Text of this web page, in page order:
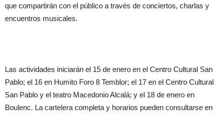
que compartirán con el público a través de conciertos, charlas y
encuentros musicales.
Las actividades iniciarán el 15 de enero en el Centro Cultural San
Pablo; el 16 en Humito Foro 8 Temblor; el 17 en el Centro Cultural
San Pablo y el teatro Macedonio Alcalá; y el 18 de enero en
Boulenc. La cartelera completa y horarios pueden consultarse en